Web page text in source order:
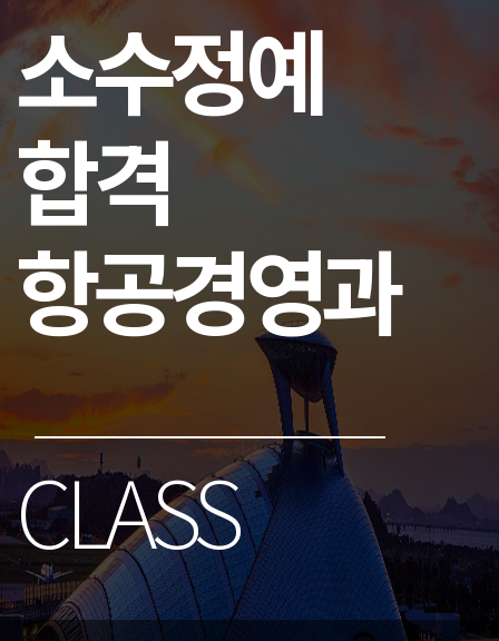
소수정예
합격
항공경영과
CLASS